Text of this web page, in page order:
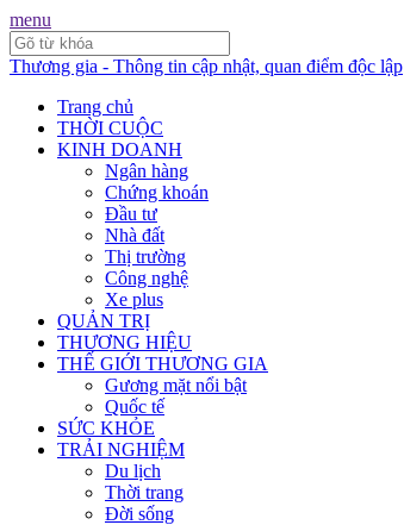
menu
Thương gia - Thông tin cập nhật, quan điểm độc lập
Trang chủ
THỜI CUỘC
KINH DOANH
Ngân hàng
Chứng khoán
Đầu tư
Nhà đất
Thị trường
Công nghệ
Xe plus
QUẢN TRỊ
THƯƠNG HIỆU
THẾ GIỚI THƯƠNG GIA
Gương mặt nổi bật
Quốc tế
SỨC KHỎE
TRẢI NGHIỆM
Du lịch
Thời trang
Đời sống